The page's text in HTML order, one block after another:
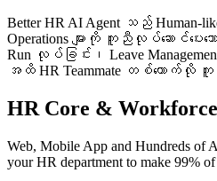
Better HR AI Agent သည် Human-
Operations များကို ကူညီလုပ်ဆောင်ပေးသေ
Run လုပ်ခြင်း၊ Leave
အထိ HR Teammate တစ်ယောက်လို
HR Core &
Web, Mobile App and Hundreds of
your HR department to make 99%